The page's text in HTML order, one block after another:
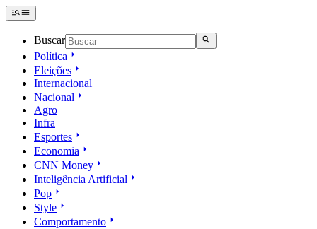
Buscar
Política
Eleições
Internacional
Nacional
Agro
Infra
Esportes
Economia
CNN Money
Inteligência Artificial
Pop
Style
Comportamento